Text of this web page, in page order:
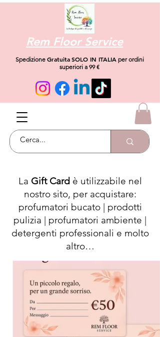
Rem Floor Service
Spedizione Gratuita SOLO IN ITALIAper ordini
superiori a 99 €
La Gift Card è utilizzabile nel
nostro sito, per acquistare:
profumatori bucato | prodotti
pulizia | profumatori ambiente |
detergenti professionali e molto
altro…